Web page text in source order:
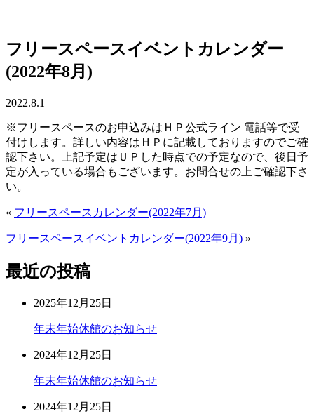
フリースペースイベントカレンダー
(2022年8月)
2022.8.1
※フリースペースのお申込みはＨＰ公式ライン 電話等で受
付けします。詳しい内容はＨＰに記載しておりますのでご確
認下さい。上記予定はＵＰした時点での予定なので、後日予
定が入っている場合もございます。お問合せの上ご確認下さ
い。
« フリースペースカレンダー(2022年7月)
フリースペースイベントカレンダー(2022年9月) »
最近の投稿
2025年12月25日
年末年始休館のお知らせ
2024年12月25日
年末年始休館のお知らせ
2024年12月25日